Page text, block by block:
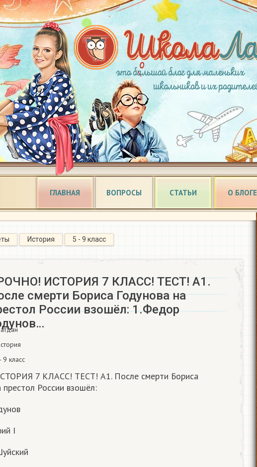
ГЛАВНАЯ ВОПРОСЫ СТАТЬИ О БЛОГЕ
История 5 - 9 класс
ИСТОРИЯ 7 КЛАСС! ТЕСТ! А1.
смерти Бориса Годунова на
России взошёл: 1.Федор
9 класс
7 КЛАСС! ТЕСТ! А1. После смерти Бориса
престол России взошёл:
I